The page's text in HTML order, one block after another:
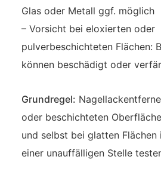
Glas oder Metall ggf. möglich
– Vorsicht bei eloxierten oder
pulverbeschichteten Flächen:
können beschädigt oder
Grundregel:
oder beschichteten
und selbst bei glatten Flächen
einer unauffälligen Stelle